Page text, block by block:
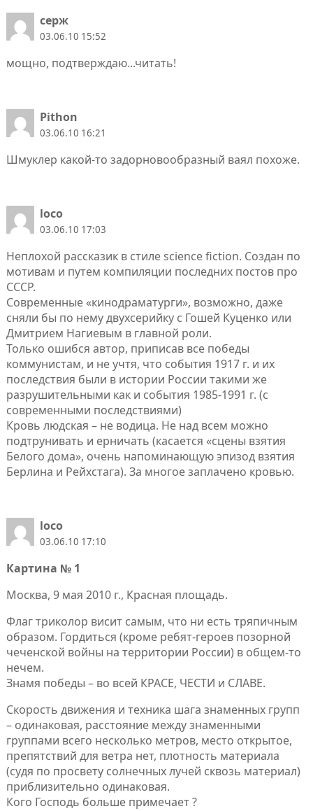
серж
03.06.10 15:52
мощно, подтверждаю...читать!
Pithon
03.06.10 16:21
Шмуклер какой-то задорновообразный ваял похоже.
loco
03.06.10 17:03
Неплохой рассказик в стиле science fiction. Создан по
мотивам и путем компиляции последних постов про
СССР.
Современные «кинодраматурги», возможно, даже
сняли бы по нему двухсерийку с Гошей Куценко или
Дмитрием Нагиевым в главной роли.
Только ошибся автор, приписав все победы
коммунистам, и не учтя, что события 1917 г. и их
последствия были в истории России такими же
разрушительными как и события 1985-1991 г. (с
современными последствиями)
Кровь людская – не водица. Не над всем можно
подтрунивать и ерничать (касается «сцены взятия
Белого дома», очень напоминающую эпизод взятия
Берлина и Рейхстага). За многое заплачено кровью.
loco
03.06.10 17:10
Картина № 1
Москва, 9 мая 2010 г., Красная площадь.
Флаг триколор висит самым, что ни есть тряпичным
образом. Гордиться (кроме ребят-героев позорной
чеченской войны на территории России) в общем-то
нечем.
Знамя победы – во всей КРАСЕ, ЧЕСТИ и СЛАВЕ.
Скорость движения и техника шага знаменных групп
– одинаковая, расстояние между знаменными
группами всего несколько метров, место открытое,
препятствий для ветра нет, плотность материала
(судя по просвету солнечных лучей сквозь материал)
приблизительно одинаковая.
Кого Господь больше примечает ?